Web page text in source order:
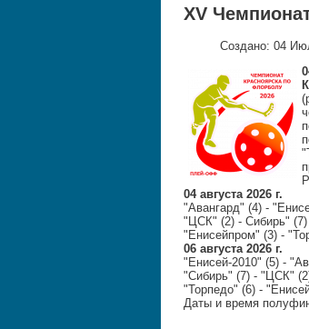
XV
Создано: 04
04 августа 2026 г.
"Авангард" (4) -
"ЦСК" (2) - Сибирь" (7)
"Енисейпром" (3) -
06 августа 2026 г.
"Енисей-2010" (5) -
"Сибирь" (7) - "ЦСК"
"Торпедо" (6) -
Даты и время